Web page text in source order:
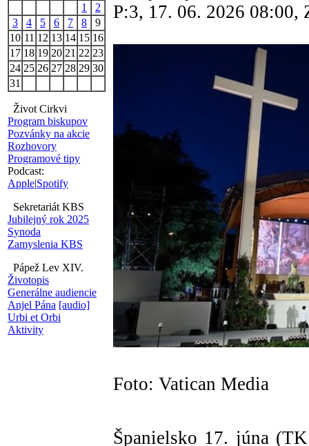
1
2
3
4 5 6 7 8
9
10 11 12 13 14 15 16
17 18 19 20 21 22 23
24 25 26 27 28 29 30
31
Život Cirkvi
Program biskupov
Pozvánky na akcie
Rozhovory
Programové tipy
Podcast:
Apple|Spotify
Sekretariát KBS
Jubilejný rok 2025
Synoda
Zamyslenia KBS
Pápež Lev XIV.
Životopis
Generálne audiencie
Anjel Pána [audio]
Urbi et Orbi
Aktivity
P:3, 17. 06. 2026 08:00,
Foto: Vatican Media
Španielsko 17. júna